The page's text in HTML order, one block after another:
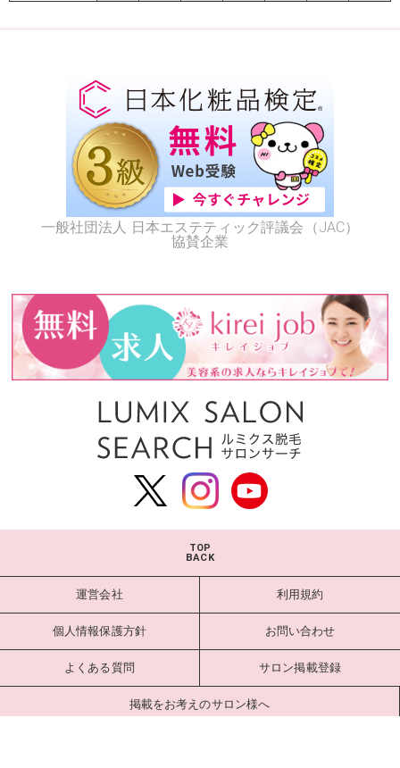
一般社団法人 日本エステティック評議会（JAC）
協賛企業
TOP
BACK
運営会社 利用規約
個人情報保護方針 お問い合わせ
よくある質問 サロン掲載登録
掲載をお考えのサロン様へ